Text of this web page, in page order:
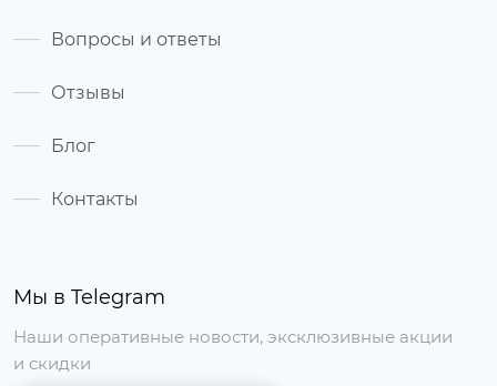
Мы в Telegram
Наши оперативные новости, эксклюзивные акции
и скидки
Вопросы и ответы
Отзывы
Блог
Контакты